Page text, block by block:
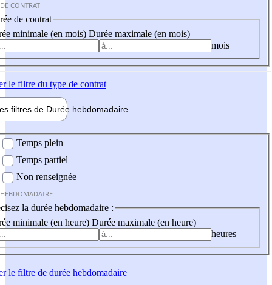
CONTRAT
de contrat
minimale (en mois) Durée maximale (en mois)
mois
le filtre du type de contrat
filtres de Durée hebdomadaire
Temps plein
Temps partiel
Non renseignée
la durée hebdomadaire :
minimale (en heure) Durée maximale (en heure)
heures
le filtre de durée hebdomadaire